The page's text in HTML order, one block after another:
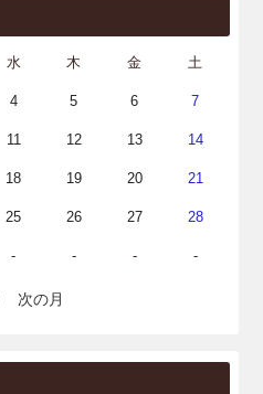
水 木 金 土
4 5 6 7
11 12 13 14
18 19 20 21
25 26 27 28
- - - -
次の月